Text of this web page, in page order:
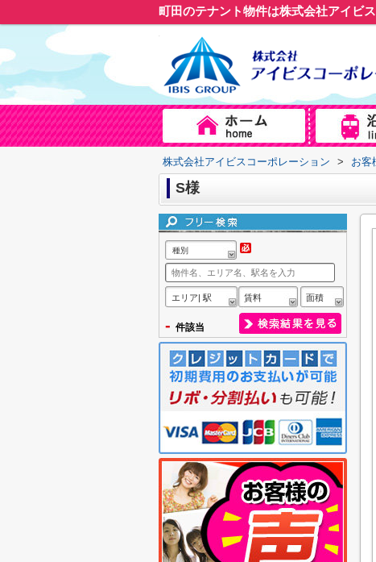
町田のテナント物件は株式会社アイビ
株式会社アイビスコーポレーション > お客
S様
種別
エリア| 駅 賃料 面積
- 件該当